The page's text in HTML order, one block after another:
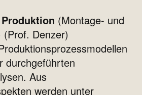
(Montage- und
(Prof. Denzer)
durchgeführten
Aus
werden unter